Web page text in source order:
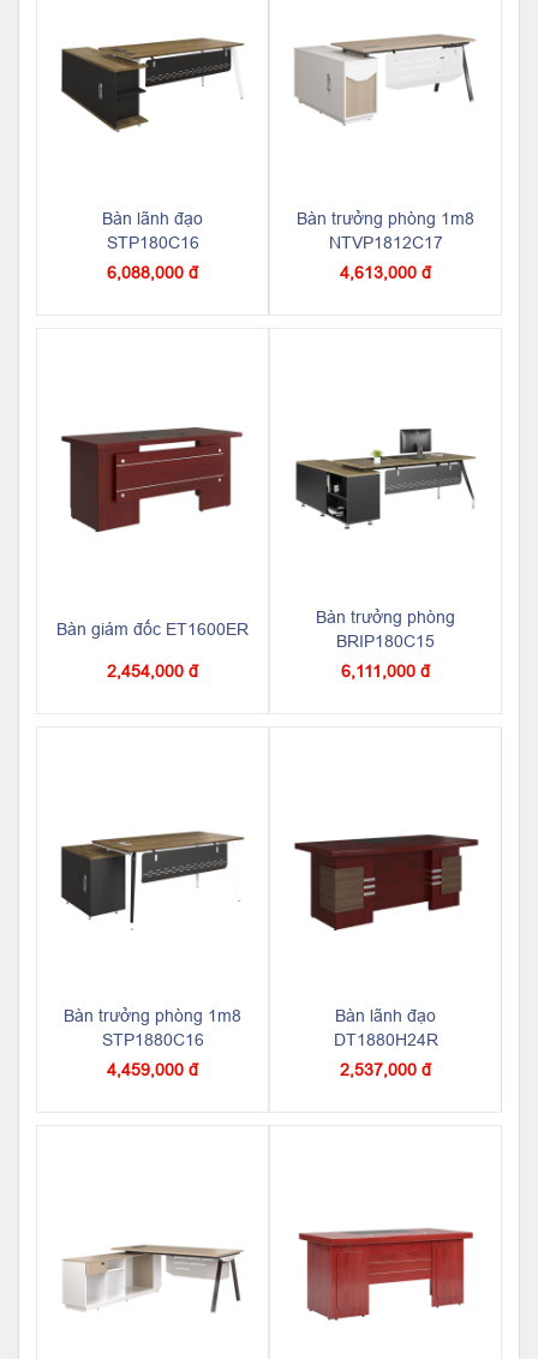
Bàn lãnh đạo
STP180C16
6,088,000 đ
Bàn trưởng phòng 1m8
NTVP1812C17
4,613,000 đ
Bàn giám đốc ET1600ER
2,454,000 đ
Bàn trưởng phòng
BRIP180C15
6,111,000 đ
Bàn trưởng phòng 1m8
STP1880C16
4,459,000 đ
Bàn lãnh đạo
DT1880H24R
2,537,000 đ